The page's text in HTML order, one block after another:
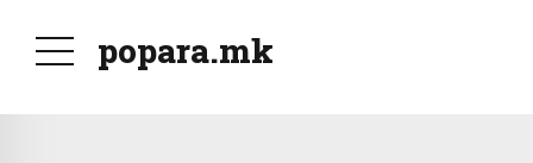
popara.mk